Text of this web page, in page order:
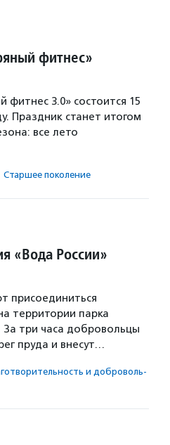
фитнес»
фитнес 3.0» состоится 15
Праздник станет итогом
все лето
Старшее поколение
«Вода России»
присоединиться
территории парка
три часа добровольцы
пруда и внесут…
и доброволь­